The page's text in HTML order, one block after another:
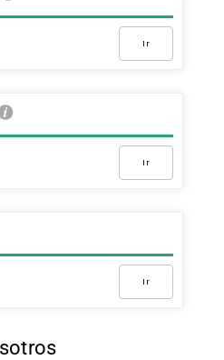
Ir
Ir
Ir